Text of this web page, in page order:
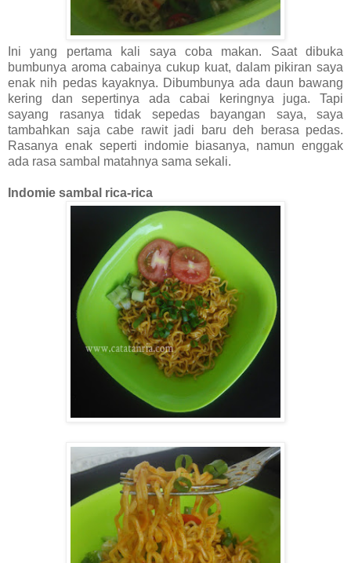
Ini yang pertama kali saya coba makan. Saat dibuka
bumbunya aroma cabainya cukup kuat, dalam pikiran saya
enak nih pedas kayaknya. Dibumbunya ada daun bawang
kering dan sepertinya ada cabai keringnya juga. Tapi
sayang rasanya tidak sepedas bayangan saya, saya
tambahkan saja cabe rawit jadi baru deh berasa pedas.
Rasanya enak seperti indomie biasanya, namun enggak
ada rasa sambal matahnya sama sekali.
Indomie sambal rica-rica